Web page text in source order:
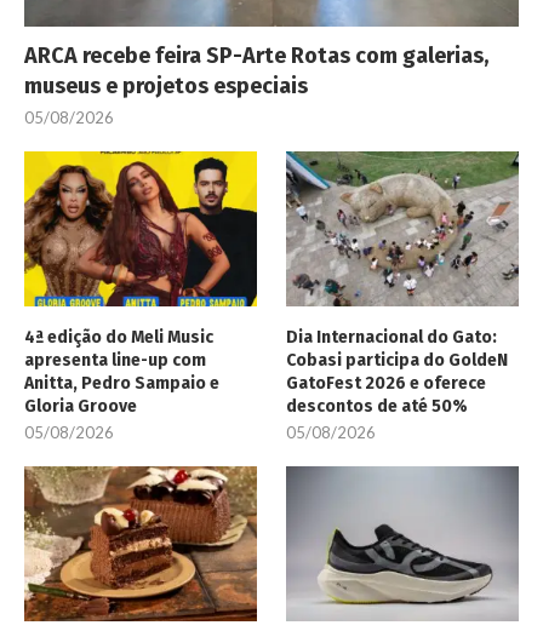
ARCA recebe feira SP-Arte Rotas com galerias,
museus e projetos especiais
05/08/2026
4ª edição do Meli Music
apresenta line-up com
Anitta, Pedro Sampaio e
Gloria Groove
05/08/2026
Dia Internacional do Gato:
Cobasi participa do GoldeN
GatoFest 2026 e oferece
descontos de até 50%
05/08/2026